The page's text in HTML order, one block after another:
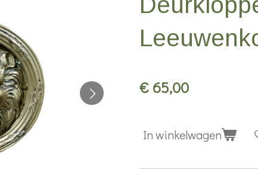
€ 65,00
In winkelwagen